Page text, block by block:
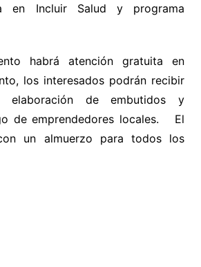
en Incluir Salud y programa
habrá atención gratuita en
los interesados podrán recibir
elaboración de embutidos y
de emprendedores locales. El
un almuerzo para todos los